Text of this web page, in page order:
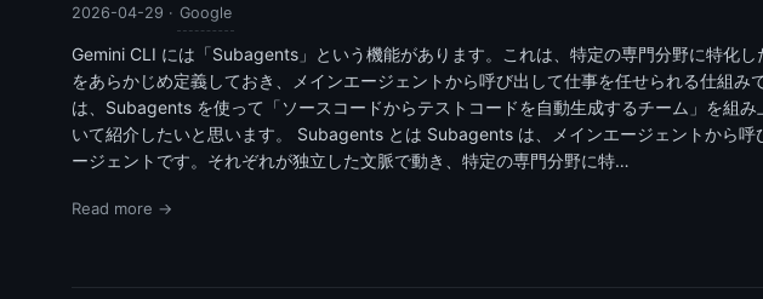
2026-04-29 · Google
Gemini CLI には「Subagents」という機能があります。これは、特定の専門分野に特化し
をあらかじめ定義しておき、メインエージェントから呼び出して仕事を任せられる仕組み
は、Subagents を使って「ソースコードからテストコードを自動生成するチーム」を組み
いて紹介したいと思います。 Subagents とは Subagents は、メインエージェントから呼
ージェントです。それぞれが独立した文脈で動き、特定の専門分野に特…
Read more →